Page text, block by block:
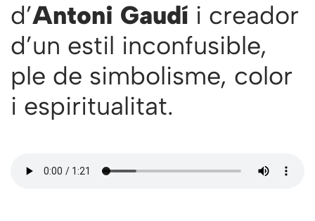
d’Antoni Gaudí i creador
d’un estil inconfusible,
ple de simbolisme, color
i espiritualitat.